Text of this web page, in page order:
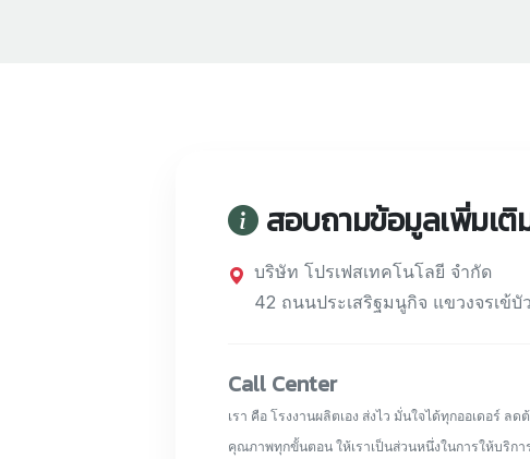
สอบถามข้อมูลเพิ่มเติ
บริษัท โปรเฟสเทคโนโลยี จำกัด
42 ถนนประเสริฐมนูกิจ แขวงจรเข้
Call Center
เรา คือ โรงงานผลิตเอง ส่งไว มั่นใจได้ทุกออเดอร์
คุณภาพทุกขั้นตอน ให้เราเป็นส่วนหนึ่งในการให้บริกา